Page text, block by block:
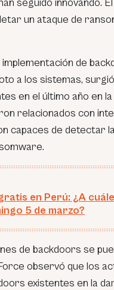
un ataque de
de
a los sistemas,
en el último año en
relacionados con
capaces de detectar
en Perú: ¿A
5 de marzo?
de backdoors se
observó que los
existentes en la